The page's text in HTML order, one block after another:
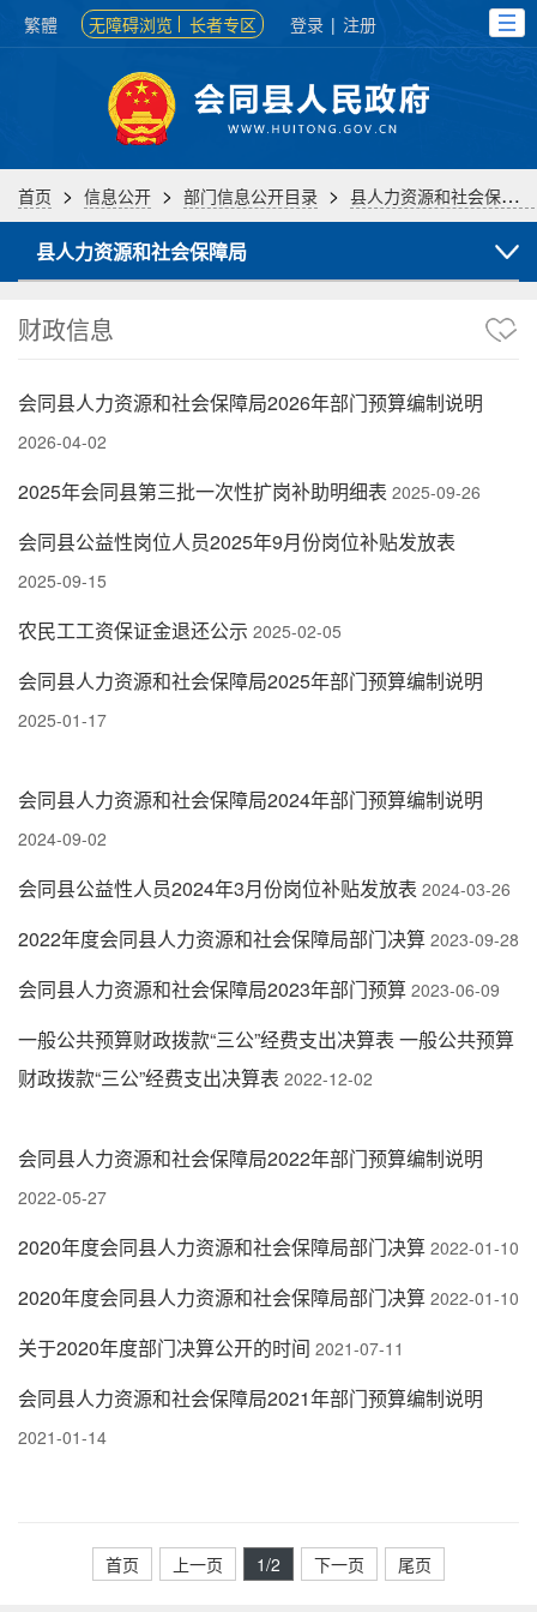
繁體 无障碍浏览 长者专区 登录 | 注册
首页 > 信息公开 > 部门信息公开目录 > 县人力资源和社会保障局
县人力资源和社会保障局
财政信息
会同县人力资源和社会保障局2026年部门预算编制说明
2026-04-02
2025年会同县第三批一次性扩岗补助明细表 2025-09-26
会同县公益性岗位人员2025年9月份岗位补贴发放表
2025-09-15
农民工工资保证金退还公示 2025-02-05
会同县人力资源和社会保障局2025年部门预算编制说明
2025-01-17
会同县人力资源和社会保障局2024年部门预算编制说明
2024-09-02
会同县公益性人员2024年3月份岗位补贴发放表 2024-03-26
2022年度会同县人力资源和社会保障局部门决算 2023-09-28
会同县人力资源和社会保障局2023年部门预算 2023-06-09
一般公共预算财政拨款“三公”经费支出决算表 一般公共预算
财政拨款“三公”经费支出决算表 2022-12-02
会同县人力资源和社会保障局2022年部门预算编制说明
2022-05-27
2020年度会同县人力资源和社会保障局部门决算 2022-01-10
2020年度会同县人力资源和社会保障局部门决算 2022-01-10
关于2020年度部门决算公开的时间 2021-07-11
会同县人力资源和社会保障局2021年部门预算编制说明
2021-01-14
首页 上一页 1/2 下一页 尾页